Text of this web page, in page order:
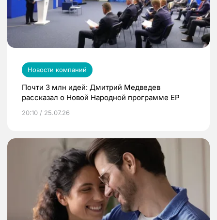
Новости компаний
Почти 3 млн идей: Дмитрий Медведев
рассказал о Новой Народной программе ЕР
20:10 / 25.07.26